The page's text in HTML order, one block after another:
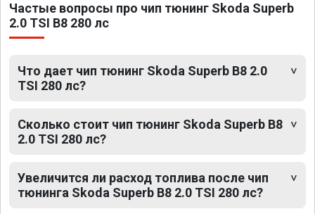
Частые вопросы про чип тюнинг Skoda Superb
2.0 TSI B8 280 лс
Что дает чип тюнинг Skoda Superb B8 2.0
TSI 280 лс?
Сколько стоит чип тюнинг Skoda Superb B8
2.0 TSI 280 лс?
Увеличится ли расход топлива после чип
тюнинга Skoda Superb B8 2.0 TSI 280 лс?